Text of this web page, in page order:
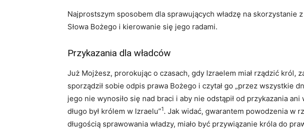
Najprostszym sposobem dla sprawujących władzę na skorzystanie
Słowa Bożego i kierowanie się jego radami.
Przykazania dla władców
Już Mojżesz, prorokując o czasach, gdy Izraelem miał rządzić król,
sporządził sobie odpis prawa Bożego i czytał go „przez wszystkie
jego nie wynosiło się nad braci i aby nie odstąpił od przykazania
długo był królem w Izraelu”1. Jak widać, gwarantem powodzenia w
długością sprawowania władzy, miało być przywiązanie króla do